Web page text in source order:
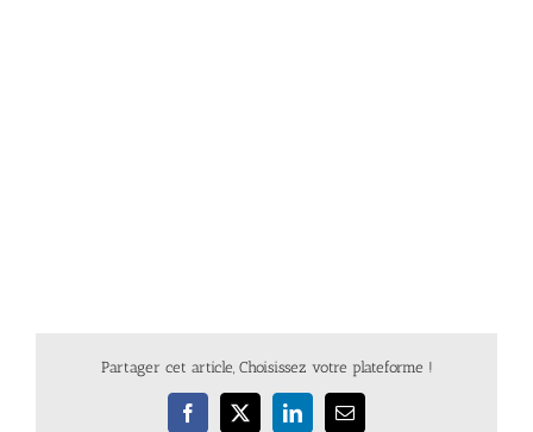
Partager cet article, Choisissez votre plateforme !
Facebook
X LinkedInEmail